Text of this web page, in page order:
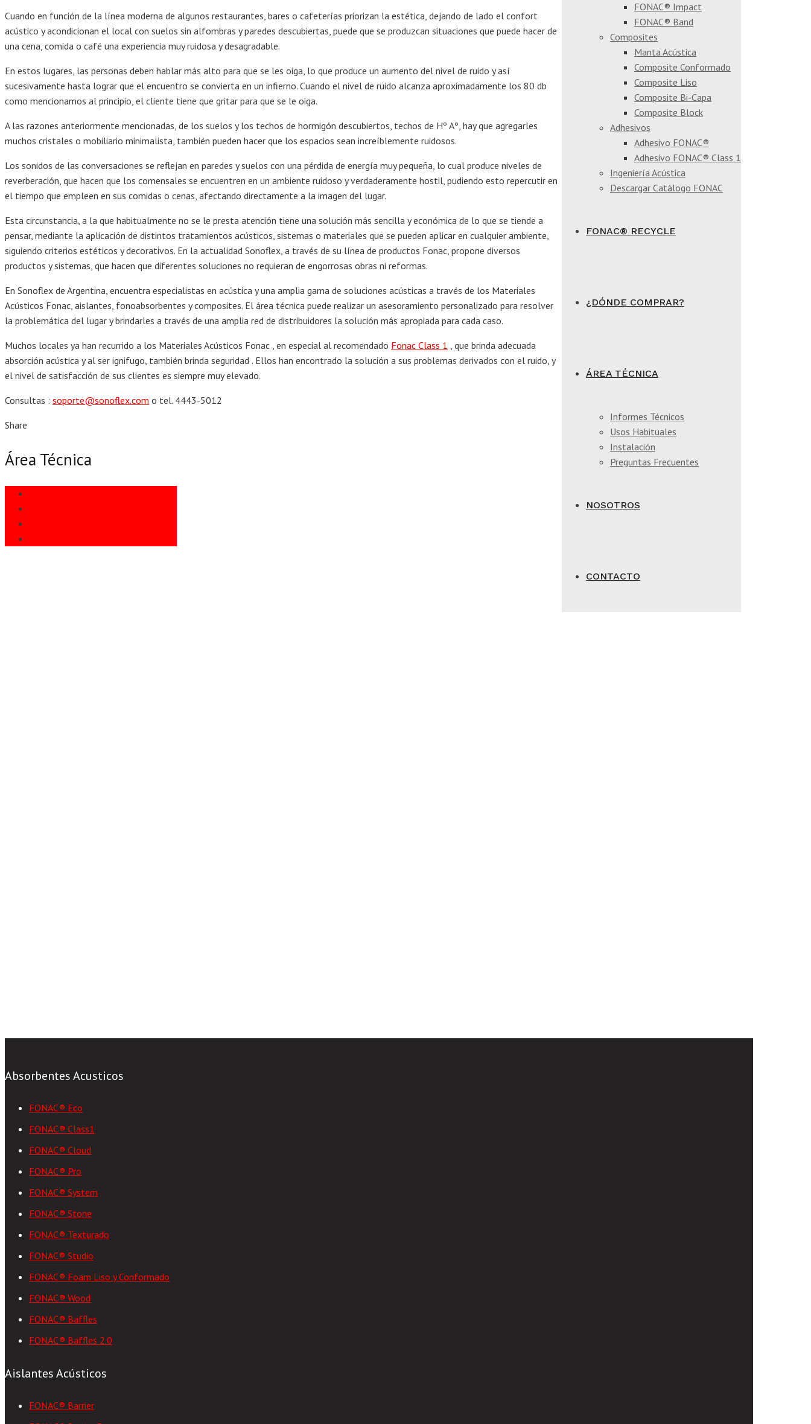
FONAC® Impact
FONAC® Band
Composites
Manta Acústica
Composite Conformado
Composite Liso
Composite Bi-Capa
Composite Block
Adhesivos
Adhesivo FONAC®
Adhesivo FONAC® Class 1
Ingeniería Acústica
Descargar Catálogo FONAC
FONAC® RECYCLE
¿DÓNDE COMPRAR?
ÁREA TÉCNICA
Informes Técnicos
Usos Habituales
Instalación
Preguntas Frecuentes
NOSOTROS
CONTACTO
Cuando en función de la línea moderna de algunos restaurantes, bares o cafeterías priorizan la estética, dejando de lado el confort
acústico y acondicionan el local con suelos sin alfombras y paredes descubiertas, puede que se produzcan situaciones que puede hacer de
una cena, comida o café una experiencia muy ruidosa y desagradable.
En estos lugares, las personas deben hablar más alto para que se les oiga, lo que produce un aumento del nivel de ruido y así
sucesivamente hasta lograr que el encuentro se convierta en un infierno. Cuando el nivel de ruido alcanza aproximadamente los 80 db
como mencionamos al principio, el cliente tiene que gritar para que se le oiga.
A las razones anteriormente mencionadas, de los suelos y los techos de hormigón descubiertos, techos de Hº Aº, hay que agregarles
muchos cristales o mobiliario minimalista, también pueden hacer que los espacios sean increíblemente ruidosos.
Los sonidos de las conversaciones se reflejan en paredes y suelos con una pérdida de energía muy pequeña, lo cual produce niveles de
reverberación, que hacen que los comensales se encuentren en un ambiente ruidoso y verdaderamente hostil, pudiendo esto repercutir en
el tiempo que empleen en sus comidas o cenas, afectando directamente a la imagen del lugar.
Esta circunstancia, a la que habitualmente no se le presta atención tiene una solución más sencilla y económica de lo que se tiende a
pensar, mediante la aplicación de distintos tratamientos acústicos, sistemas o materiales que se pueden aplicar en cualquier ambiente,
siguiendo criterios estéticos y decorativos. En la actualidad Sonoflex, a través de su línea de productos Fonac, propone diversos
productos y sistemas, que hacen que diferentes soluciones no requieran de engorrosas obras ni reformas.
En Sonoflex de Argentina, encuentra especialistas en acústica y una amplia gama de soluciones acústicas a través de los Materiales
Acústicos Fonac, aislantes, fonoabsorbentes y composites. El área técnica puede realizar un asesoramiento personalizado para resolver
la problemática del lugar y brindarles a través de una amplia red de distribuidores la solución más apropiada para cada caso.
Muchos locales ya han recurrido a los Materiales Acústicos Fonac , en especial al recomendado Fonac Class 1 , que brinda adecuada
absorción acústica y al ser ignifugo, también brinda seguridad . Ellos han encontrado la solución a sus problemas derivados con el ruido, y
el nivel de satisfacción de sus clientes es siempre muy elevado.
Consultas : soporte@sonoflex.com o tel. 4443-5012
Share
Área Técnica
Absorbentes Acusticos
FONAC® Eco
FONAC® Class1
FONAC® Cloud
FONAC® Pro
FONAC® System
FONAC® Stone
FONAC® Texturado
FONAC® Studio
FONAC® Foam Liso y Conformado
FONAC® Wood
FONAC® Baffles
FONAC® Baffles 2.0
Aislantes Acústicos
FONAC® Barrier